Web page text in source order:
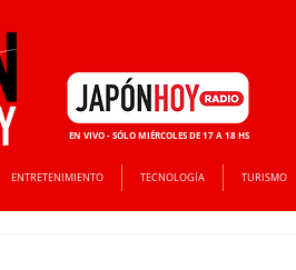
ENTRETENIMIENTO TECNOLOGÍA TURISMO
EN VIVO - SÓLO MIÉRCOLES DE 17 A 18 HS